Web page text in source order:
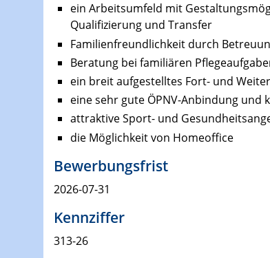
ein Arbeitsumfeld mit
Qualifizierung und Transfer
Familienfreundlichkeit durch
Beratung bei familiären
ein breit aufgestelltes Fort- und
eine sehr gute ÖPNV-Anbindung und
attraktive Sport- und
die Möglichkeit von Homeoffice
Bewerbungsfrist
2026-07-31
Kennziffer
313-26